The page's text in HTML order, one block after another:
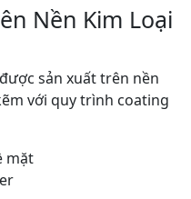
Nền Kim Loại
sản xuất trên nền
với quy trình coating
mặt